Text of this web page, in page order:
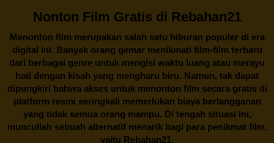
Nonton Film Gratis di Rebahan21
Menonton film merupakan salah satu hiburan populer di era
digital ini. Banyak orang gemar menikmati film-film terbaru
dari berbagai genre untuk mengisi waktu luang atau merayu
hati dengan kisah yang mengharu biru. Namun, tak dapat
dipungkiri bahwa akses untuk menonton film secara gratis di
platform resmi seringkali memerlukan biaya berlangganan
yang tidak semua orang mampu. Di tengah situasi ini,
muncullah sebuah alternatif menarik bagi para penikmat film,
yaitu Rebahan21.